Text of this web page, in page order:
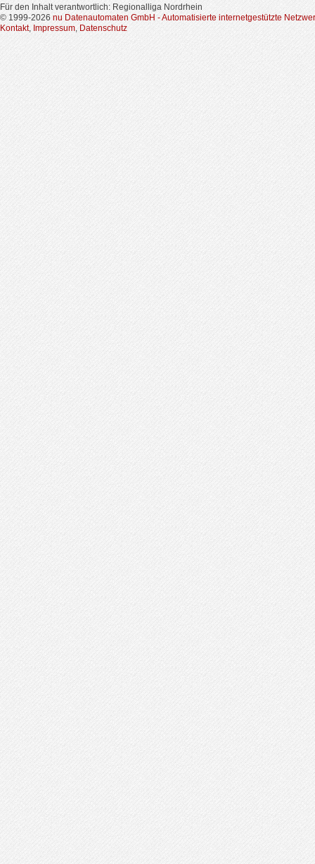
Für den Inhalt verantwortlich: Regionalliga Nordrhein
© 1999-2026 nu Datenautomaten GmbH - Automatisierte internetgestützte
Kontakt, Impressum, Datenschutz